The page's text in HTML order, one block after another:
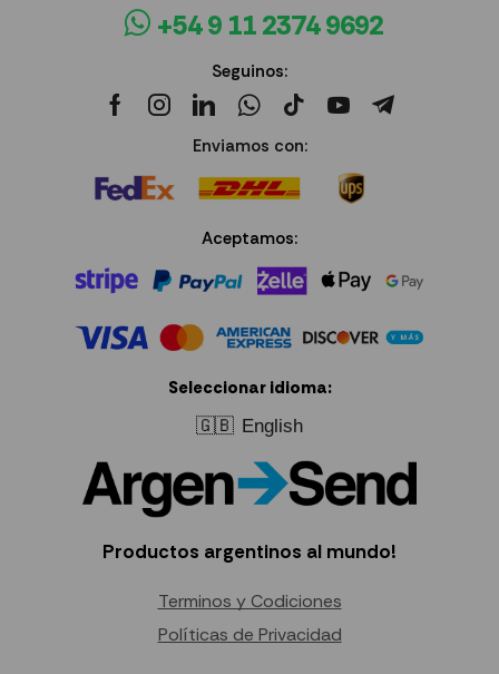
+54 9 11 2374 9692
Seguinos:
Enviamos con:
Aceptamos:
Seleccionar idioma:
🇬🇧 English
Productos argentinos al mundo!
Terminos y Codiciones
Políticas de Privacidad